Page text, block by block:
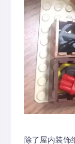
除了屋内装饰